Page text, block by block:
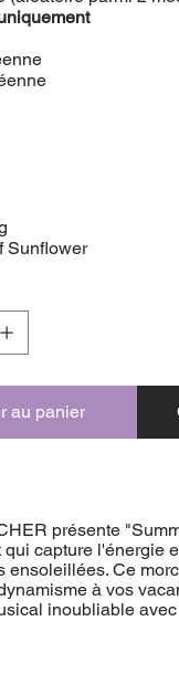
Sunflower
au panier
présente
qui capture l'énergie
ensoleillées. Ce
à vos
inoubliable